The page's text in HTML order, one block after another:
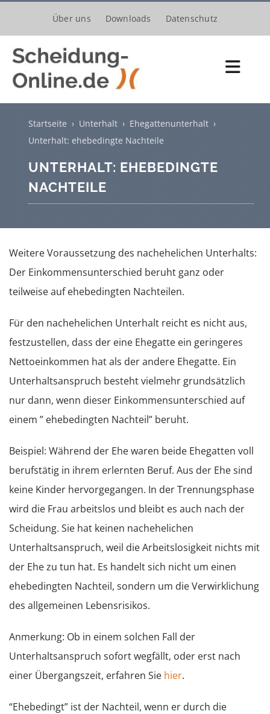
springen
Über uns Downloads Datenschutz
Verfahren
Trennung
Kinder
Vermögen
Steuern
Startseite › Unterhalt› Ehegattenunterhalt›
Unterhalt: ehebedingte Nachteile
UNTERHALT: EHEBEDINGTE
NACHTEILE
Weitere Voraussetzung des nachehelichen Unterhalts:
Der Einkommensunterschied beruht ganz oder
teilweise auf ehebedingten Nachteilen.
Für den nachehelichen Unterhalt reicht es nicht aus,
festzustellen, dass der eine Ehegatte ein geringeres
Nettoeinkommen hat als der andere Ehegatte. Ein
Unterhaltsanspruch besteht vielmehr grundsätzlich
nur dann, wenn dieser Einkommensunterschied auf
einem ” ehebedingten Nachteil” beruht.
Beispiel: Während der Ehe waren beide Ehegatten voll
berufstätig in ihrem erlernten Beruf. Aus der Ehe sind
keine Kinder hervorgegangen. In der Trennungsphase
wird die Frau arbeitslos und bleibt es auch nach der
Scheidung. Sie hat keinen nachehelichen
Unterhaltsanspruch, weil die Arbeitslosigkeit nichts mit
der Ehe zu tun hat. Es handelt sich nicht um einen
ehebedingten Nachteil, sondern um die Verwirklichung
des allgemeinen Lebensrisikos.
Anmerkung: Ob in einem solchen Fall der
Unterhaltsanspruch sofort wegfällt, oder erst nach
einer Übergangszeit, erfahren Sie hier.
“Ehebedingt” ist der Nachteil, wenn er durch die